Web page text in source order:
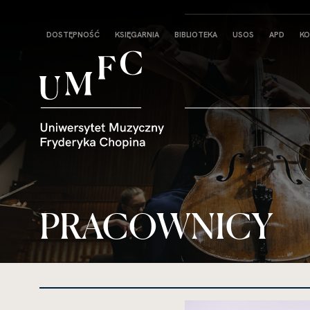
Strona
DOSTĘPNOŚĆ KSIĘGARNIA BIBLIOTEKA USOS APD
PRACOWNICY